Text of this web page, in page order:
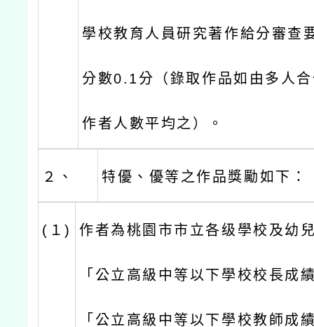
學校教育人員研究著作給分審查
分數0.1分（錄取作品如由多人
作者人數平均之）。
２、 特優、優等之作品獎勵如下：
(１) 作者為桃園市市立各级學校及幼
「公立高級中等以下學校校長成
「公立高級中等以下學校教師成